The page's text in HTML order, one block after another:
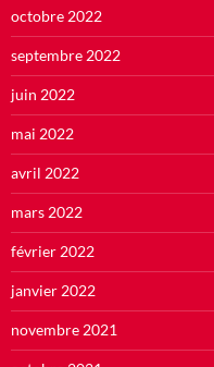
octobre 2022
septembre 2022
juin 2022
mai 2022
avril 2022
mars 2022
février 2022
janvier 2022
novembre 2021